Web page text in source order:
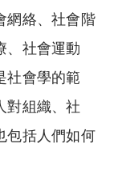
網絡、社會階
、社會運動
社會學的範
對組織、社
包括人們如何